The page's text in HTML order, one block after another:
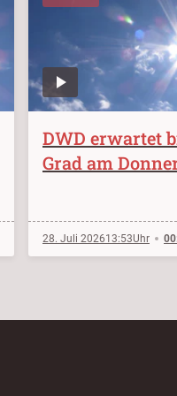
DWD erwartet
Grad am
28. Juli 202613:53